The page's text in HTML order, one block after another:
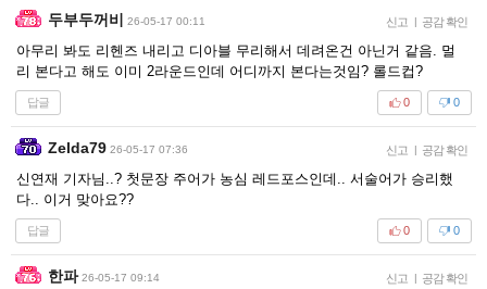
두부두꺼비 26-05-17 00:11 신고 | 공감 확인
아무리 봐도 리헨즈 내리고 디아블 무리해서 데려온건 아닌거 같음. 멀
리 본다고 해도 이미 2라운드인데 어디까지 본다는것임? 롤드컵?
답글 0
0
Zelda79 26-05-17 07:36 신고 | 공감 확인
신연재 기자님..? 첫문장 주어가 농심 레드포스인데.. 서술어가 승리했
다.. 이거 맞아요??
답글 0
0
한파 26-05-17 09:14 신고 | 공감 확인